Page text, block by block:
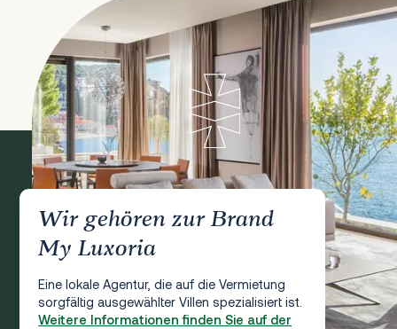
Wir gehören zur Brand
My Luxoria
Eine lokale Agentur, die auf die Vermietung
sorgfältig ausgewählter Villen spezialisiert ist.
Weitere Informationen finden Sie auf der